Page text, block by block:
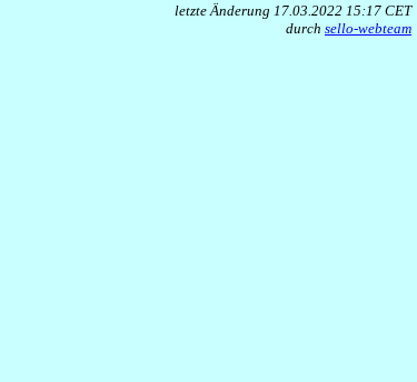
letzte Änderung 17.03.2022 15:17 CET
durch sello-webteam